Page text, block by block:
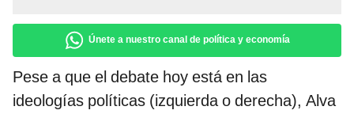
Únete a nuestro canal de política y economía
Pese a que el debate hoy está en las
ideologías políticas (izquierda o derecha), Alva